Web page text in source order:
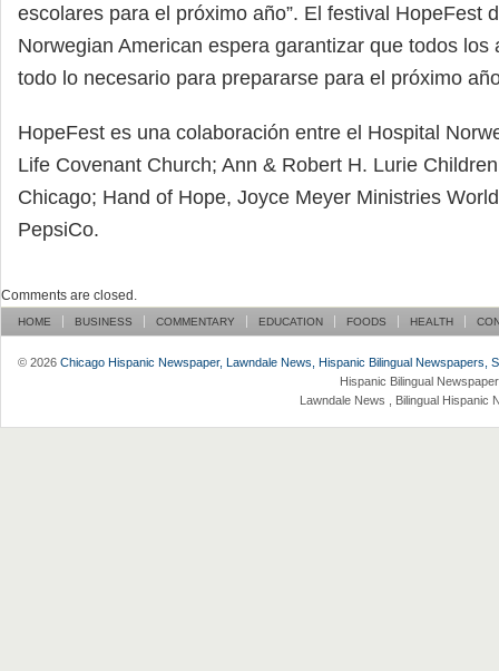
escolares para el próximo año”. El festival HopeFest
Norwegian American espera garantizar que todos los
todo lo necesario para prepararse para el próximo
HopeFest es una colaboración entre el Hospital
Life Covenant Church; Ann & Robert H. Lurie
Chicago; Hand of Hope, Joyce Meyer Ministries
PepsiCo.
Comments are closed.
HOME BUSINESS COMMENTARY EDUCATION FOODS HEALTH
© 2026 Chicago Hispanic Newspaper, Lawndale News, Hispanic Bilingual Newspapers,
Hispanic Bilingual
Lawndale News , Bilingual Hispanic